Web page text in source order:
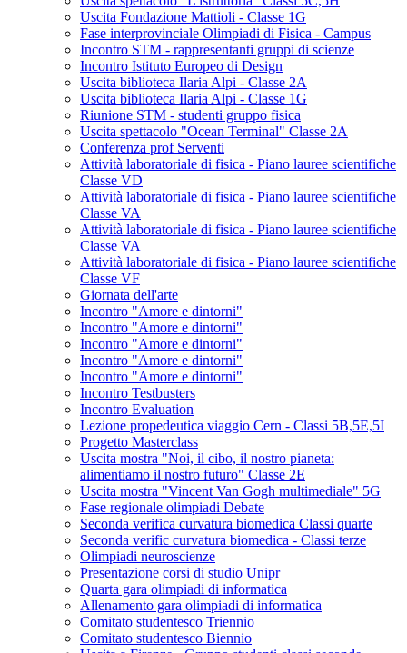
Uscita Fondazione Mattioli - Classe 1G
Fase interprovinciale Olimpiadi di Fisica - Campus
Incontro STM - rappresentanti gruppi di scienze
Incontro Istituto Europeo di Design
Uscita biblioteca Ilaria Alpi - Classe 2A
Uscita biblioteca Ilaria Alpi - Classe 1G
Riunione STM - studenti gruppo fisica
Uscita spettacolo "Ocean Terminal" Classe 2A
Conferenza prof Serventi
Attività laboratoriale di fisica - Piano lauree scientifiche
Classe VD
Attività laboratoriale di fisica - Piano lauree scientifiche
Classe VA
Attività laboratoriale di fisica - Piano lauree scientifiche
Classe VA
Attività laboratoriale di fisica - Piano lauree scientifiche
Classe VF
Giornata dell'arte
Incontro "Amore e dintorni"
Incontro "Amore e dintorni"
Incontro "Amore e dintorni"
Incontro "Amore e dintorni"
Incontro "Amore e dintorni"
Incontro Testbusters
Incontro Evaluation
Lezione propedeutica viaggio Cern - Classi 5B,5E,5I
Progetto Masterclass
Uscita mostra "Noi, il cibo, il nostro pianeta:
alimentiamo il nostro futuro" Classe 2E
Uscita mostra "Vincent Van Gogh multimediale" 5G
Fase regionale olimpiadi Debate
Seconda verifica curvatura biomedica Classi quarte
Seconda verific curvatura biomedica - Classi terze
Olimpiadi neuroscienze
Presentazione corsi di studio Unipr
Quarta gara olimpiadi di informatica
Allenamento gara olimpiadi di informatica
Comitato studentesco Triennio
Comitato studentesco Biennio